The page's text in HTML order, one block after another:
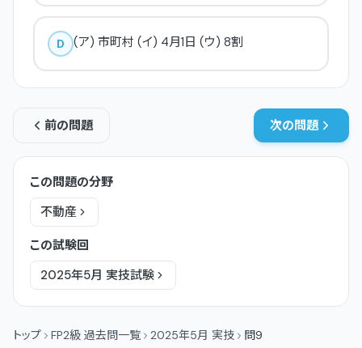
D (ア) 市町村 (イ) 4月1日 (ウ) 8割
前の問題 次の問題
この問題の分野
不動産
この試験回
2025年5月 実技試験
トップ FP2級 過去問一覧 2025年5月 実技 問9